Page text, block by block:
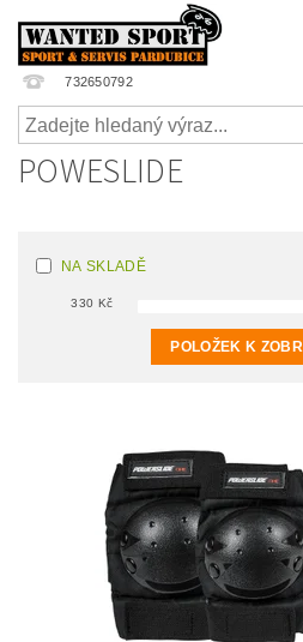
732650792
POWESLIDE
NA SKLADĚ
330 Kč
POLOŽEK K